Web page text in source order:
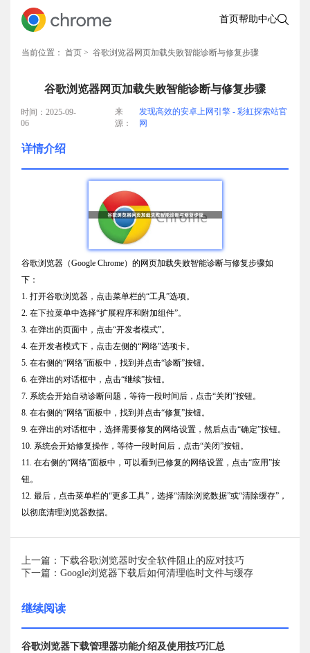
首页帮助中心
当前位置： 首页 > 谷歌浏览器网页加载失败智能诊断与修复步骤
谷歌浏览器网页加载失败智能诊断与修复步骤
时间：2025-09-
06
来
源：
发现高效的安卓上网引擎 - 彩虹探索站官
网
详情介绍
谷歌浏览器（Google Chrome）的网页加载失败智能诊断与修复步骤如
下：
1. 打开谷歌浏览器，点击菜单栏的“工具”选项。
2. 在下拉菜单中选择“扩展程序和附加组件”。
3. 在弹出的页面中，点击“开发者模式”。
4. 在开发者模式下，点击左侧的“网络”选项卡。
5. 在右侧的“网络”面板中，找到并点击“诊断”按钮。
6. 在弹出的对话框中，点击“继续”按钮。
7. 系统会开始自动诊断问题，等待一段时间后，点击“关闭”按钮。
8. 在右侧的“网络”面板中，找到并点击“修复”按钮。
9. 在弹出的对话框中，选择需要修复的网络设置，然后点击“确定”按钮。
10. 系统会开始修复操作，等待一段时间后，点击“关闭”按钮。
11. 在右侧的“网络”面板中，可以看到已修复的网络设置，点击“应用”按
钮。
12. 最后，点击菜单栏的“更多工具”，选择“清除浏览数据”或“清除缓存”，
以彻底清理浏览器数据。
上一篇：下载谷歌浏览器时安全软件阻止的应对技巧
下一篇：Google浏览器下载后如何清理临时文件与缓存
继续阅读
谷歌浏览器下载管理器功能介绍及使用技巧汇总